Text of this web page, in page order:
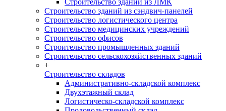
Строительство зданий из ЛМК
Строительство зданий из сэндвич-панелей
Строительство логистического центра
Строительство медицинских учреждений
Строительство офисов
Строительство промышленных зданий
Строительство сельскохозяйственных зданий
+
Строительство складов
Административно-складской комплекс
Двухэтажный склад
Логистическо-складской комплекс